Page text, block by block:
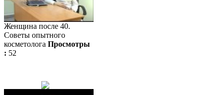
Женщина после 40.
Советы опытного
косметолога Просмотры
: 52